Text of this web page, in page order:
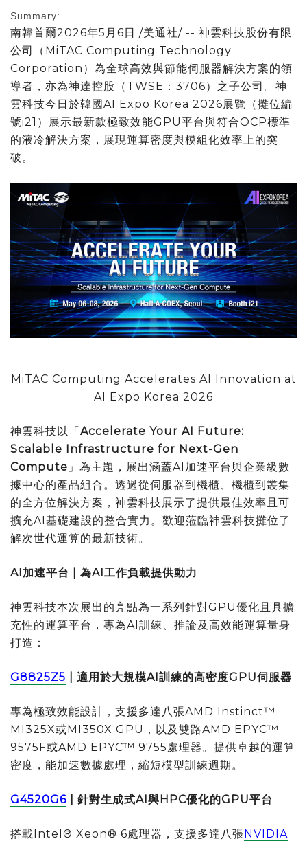
Summary:
南韓首爾2026年5月6日 /美通社/ -- 神雲科技股份有限
公司（MiTAC Computing Technology
Corporation）為全球高效與節能伺服器解決方案的領
導者，亦為神達控股（TWSE：3706）之子公司。神
雲科技今日於韓國AI Expo Korea 2026展覽（攤位編
號i21）展示最新款極致效能GPU平台與符合OCP標準
的液冷解決方案，展現運算密度與模組化效率上的突
破。
MiTAC Computing Accelerates AI Innovation at
AI Expo Korea 2026
神雲科技以「Accelerate Your AI Future:
Scalable Infrastructure for Next-Gen
Compute 」為主題，展出涵蓋AI加速平台與企業級數
據中心的產品組合。透過從伺服器到機櫃、機櫃到叢集
的全方位解決方案，神雲科技展示了提供最佳效率且可
擴充AI基礎建設的整合實力。歡迎蒞臨神雲科技攤位了
解次世代運算的最新技術。
AI加速平台 為AI工作負載提供動力
神雲科技本次展出的亮點為一系列針對GPU優化且具擴
充性的運算平台，專為AI訓練、推論及高效能運算量身
打造：
G8825Z5 適用於大規模AI訓練的高密度GPU伺服器
專為極致效能設計，支援多達八張AMD Instinct™
MI325X或MI350X GPU，以及雙路AMD EPYC™
9575F或AMD EPYC™ 9755處理器。提供卓越的運算
密度，能加速數據處理，縮短模型訓練週期。
G4520G6 針對生成式AI與HPC優化的GPU平台
搭載Intel® Xeon® 6處理器，支援多達八張NVIDIA